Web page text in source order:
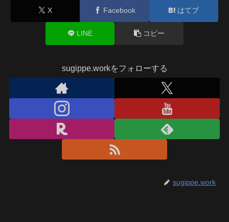
X Facebook はてブ
LINE コピー
sugippe.workをフォローする
sugippe.work